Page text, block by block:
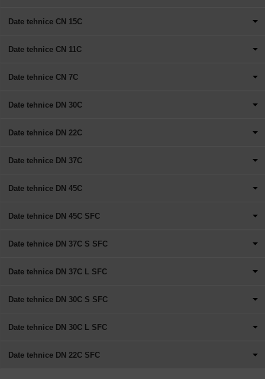
Date tehnice CN 15C
Date tehnice CN 11C
Date tehnice CN 7C
Date tehnice DN 30C
Date tehnice DN 22C
Date tehnice DN 37C
Date tehnice DN 45C
Date tehnice DN 45C SFC
Date tehnice DN 37C S SFC
Date tehnice DN 37C L SFC
Date tehnice DN 30C S SFC
Date tehnice DN 30C L SFC
Date tehnice DN 22C SFC